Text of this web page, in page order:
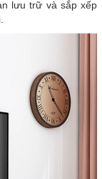
lưu trữ và sắp xếp